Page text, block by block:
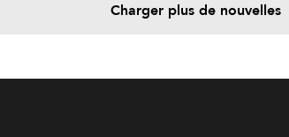
Charger plus de nouvelles